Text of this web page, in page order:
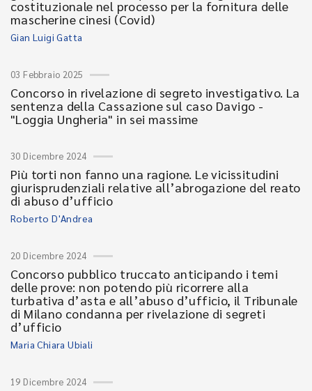
costituzionale nel processo per la fornitura delle
mascherine cinesi (Covid)
Gian Luigi Gatta
03 Febbraio 2025
Concorso in rivelazione di segreto investigativo. La
sentenza della Cassazione sul caso Davigo -
"Loggia Ungheria" in sei massime
30 Dicembre 2024
Più torti non fanno una ragione. Le vicissitudini
giurisprudenziali relative all’abrogazione del reato
di abuso d’ufficio
Roberto D'Andrea
20 Dicembre 2024
Concorso pubblico truccato anticipando i temi
delle prove: non potendo più ricorrere alla
turbativa d’asta e all’abuso d’ufficio, il Tribunale
di Milano condanna per rivelazione di segreti
d’ufficio
Maria Chiara Ubiali
19 Dicembre 2024